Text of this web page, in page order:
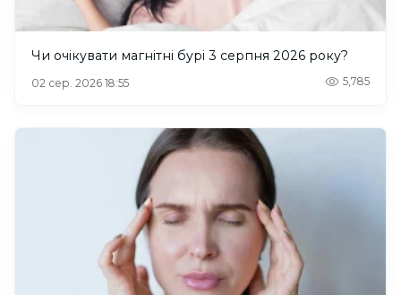
Чи очікувати магнітні бурі 3 серпня 2026 року?
02 сер. 2026 18:55 5,785